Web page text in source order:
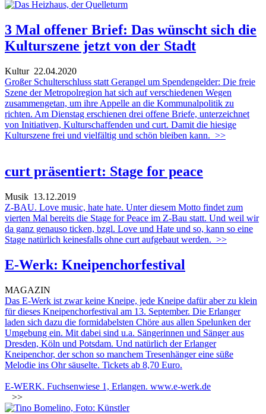
3 Mal offener Brief: Das wünscht sich die
Kulturszene jetzt von der Stadt
Kultur22.04.2020
Großer Schulterschluss statt Gerangel um Spendengelder: Die freie
Szene der Metropolregion hat sich auf verschiedenen Wegen
zusammengetan, um ihre Appelle an die Kommunalpolitik zu
richten. Am Dienstag erschienen drei offene Briefe, unterzeichnet
von Initiativen, Kulturschaffenden und curt. Damit die hiesige
Kulturszene frei und vielfältig und schön bleiben kann. >>
curt präsentiert: Stage for peace
Musik 13.12.2019
Z-BAU. Love music, hate hate. Unter diesem Motto findet zum
vierten Mal bereits die Stage for Peace im Z-Bau statt. Und weil wir
da ganz genauso ticken, bzgl. Love und Hate und so, kann so eine
Stage natürlich keinesfalls ohne curt aufgebaut werden. >>
E-Werk: Kneipenchorfestival
MAGAZIN
Das E-Werk ist zwar keine Kneipe, jede Kneipe dafür aber zu klein
für dieses Kneipenchorfestival am 13. September. Die Erlanger
laden sich dazu die formidabelsten Chöre aus allen Spelunken der
Umgebung ein. Mit dabei sind u.a. Sängerinnen und Sänger aus
Dresden, Köln und Potsdam. Und natürlich der Erlanger
Kneipenchor, der schon so manchem Tresenhänger eine süße
Melodie ins Ohr säuselte. Tickets ab 8,70 Euro.
E-WERK. Fuchsenwiese 1, Erlangen. www.e-werk.de
>>